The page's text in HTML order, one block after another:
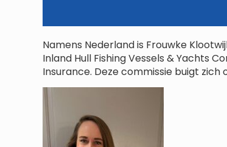
Namens Nederland is Frouwke
Inland Hull Fishing Vessels & Yachts
Insurance. Deze commissie buigt